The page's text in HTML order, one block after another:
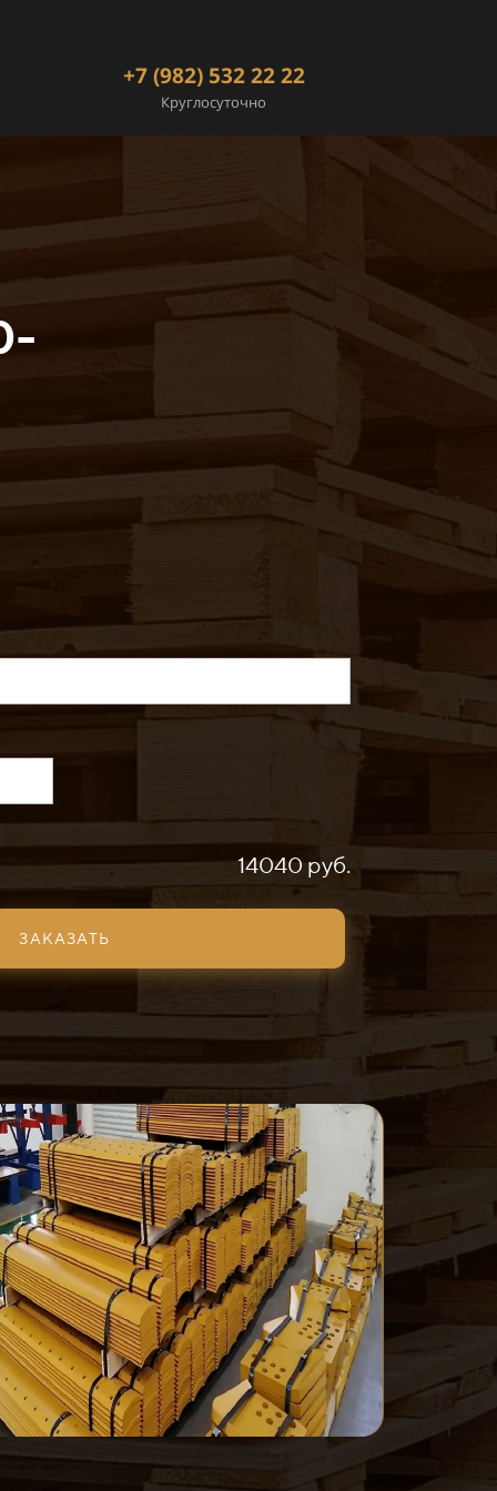
+7 (982) 532 22 22
Круглосуточно
14040 руб.
ЗАКАЗАТЬ